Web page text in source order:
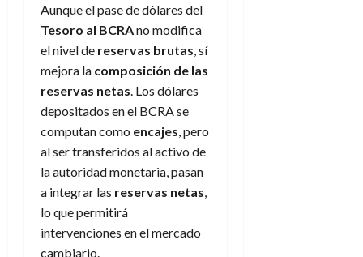
Aunque el pase de dólares del
Tesoro al BCRAno modifica
el nivel de reservas brutas , sí
mejora la composición de las
reservas netas . Los dólares
depositados en el BCRA se
computan como encajes , pero
al ser transferidos al activo de
la autoridad monetaria, pasan
a integrar las reservas netas
lo que permitirá
intervenciones en el mercado
cambiario.